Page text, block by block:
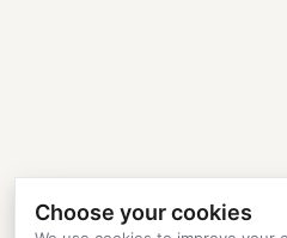
Choose your cookies